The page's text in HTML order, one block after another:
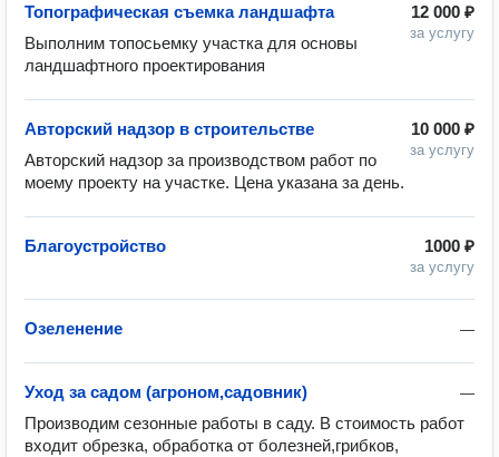
12 000 ₽
за услугу
Топографическая съемка ландшафта
Выполним топосьемку участка для основы
ландшафтного проектирования
10 000 ₽
за услугу
Авторский надзор в строительстве
Авторский надзор за производством работ по
моему проекту на участке. Цена указана за день.
1000 ₽
за услугу
Благоустройство
—
Озеленение
—
Уход за садом (агроном,садовник)
Производим сезонные работы в саду. В стоимость работ
входит обрезка, обработка от болезней,грибков,